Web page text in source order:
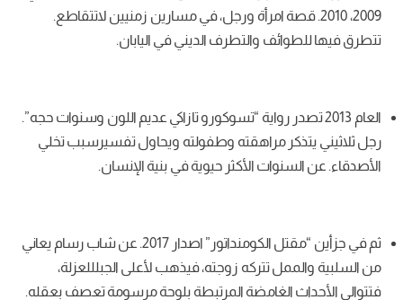
قصة امرأة ورجل، في مسارين زمنيين لاتتقاطع.
والتطرف الديني في اليابان.
تصدر رواية “تسوكورو تازاكي عديم اللون وسنوات حجه”.
مراهقته وطفولته ويحاول تفسيرسبب تخلي
الأكثر حيوية في بنية الإنسان.
ثم في جزأين “مقتل الكومنداتور” اصدار 2017. عن شاب رسام يعاني
تتركه زوجته، فيذهب لأعلى الجبلللعزلة،
الغامضة المرتبطة بلوحة مرسومة تعصف بعقله.